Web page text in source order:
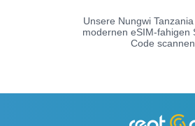
Unsere Nungwi
modernen eSIM-fahigen
Code